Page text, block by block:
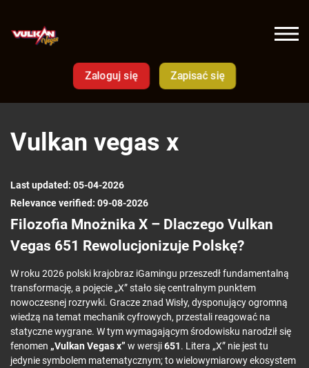
Zaloguj się Zapisać się
Vulkan vegas x
Last updated: 05-04-2026
Relevance verified: 09-08-2026
Filozofia Mnożnika X – Dlaczego Vulkan
Vegas 651 Rewolucjonizuje Polskę?
W roku 2026 polski krajobraz iGamingu przeszedł fundamentalną
transformację, a pojęcie „X” stało się centralnym punktem
nowoczesnej rozrywki. Gracze znad Wisły, dysponujący ogromną
wiedzą na temat mechanik cyfrowych, przestali reagować na
statyczne wygrane. W tym wymagającym środowisku narodził się
fenomen „Vulkan Vegas x” w wersji651. Litera „X” nie jest tu
jedynie symbolem matematycznym; to wielowymiarowy ekosystem